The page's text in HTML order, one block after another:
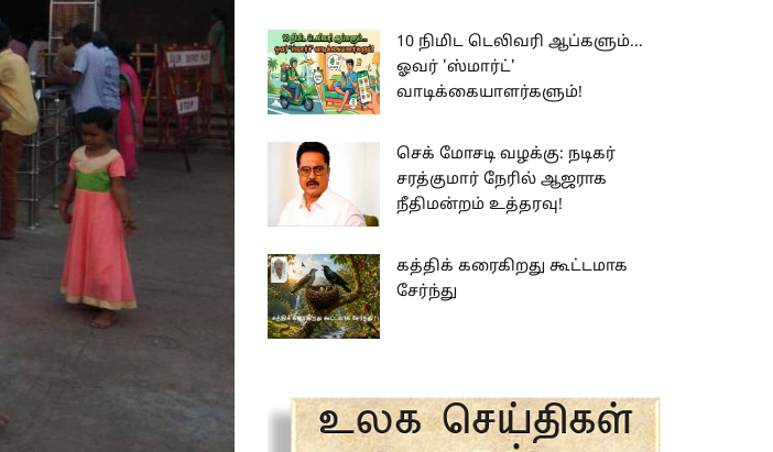
10 நிமிட டெலிவரி ஆப்களும்...
ஓவர் 'ஸ்மார்ட்'
வாடிக்கையாளர்களும்!
செக் மோசடி வழக்கு: நடிகர்
சரத்குமார் நேரில் ஆஜராக
நீதிமன்றம் உத்தரவு!
கத்திக் கரைகிறது கூட்டமாக
சேர்ந்து